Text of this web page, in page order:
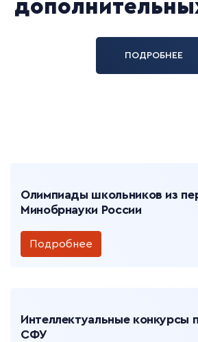
ПОДРОБНЕЕ
Олимпиады школьников из
Минобрнауки России
Подробнее
Интеллектуальные конкурсы
СФУ